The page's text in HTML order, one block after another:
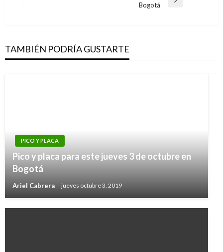
Bogotá
TAMBIÉN PODRÍA GUSTARTE
PICO Y PLACA
Pico y placa para este jueves 3 de octubre en
Bogotá
Ariel Cabrera jueves octubre 3, 2019